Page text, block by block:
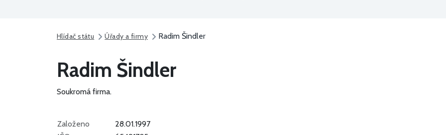
Hlídač státu Úřady a firmy Radim Šindler
Radim Šindler
Soukromá firma.
Založeno
28.01.1997